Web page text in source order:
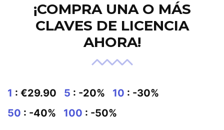
¡COMPRA UNA O MÁS
CLAVES DE LICENCIA
AHORA!
1 : €29.90 5 : -20% 10 : -30%
50 : -40% 100 : -50%